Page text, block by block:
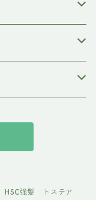
HSC強髪 トステア